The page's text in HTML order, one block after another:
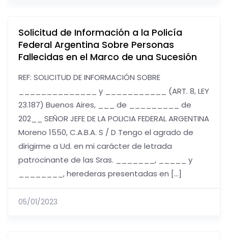
Solicitud de Información a la Policía
Federal Argentina Sobre Personas
Fallecidas en el Marco de una Sucesión
REF: SOLICITUD DE INFORMACIÓN SOBRE
______________ y ___________ (ART. 8, LEY
23.187) Buenos Aires, ___ de _________ de
202__ SEÑOR JEFE DE LA POLICIA FEDERAL ARGENTINA
Moreno 1550, C.A.B.A. S / D Tengo el agrado de
dirigirme a Ud. en mi carácter de letrada
patrocinante de las Sras. _______, _____ y
________, herederas presentadas en […]
05/01/2023